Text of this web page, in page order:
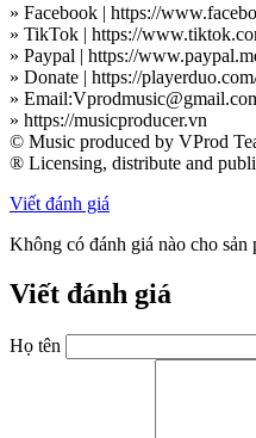
» Facebook | https://
» TikTok | https://
» Paypal | https://
» Donate | https://
»
» https://musicproducer.vn
© Music produced by VProd
® Licensing, distribute and
Viết đánh giá
Không có đánh giá nào cho sản
Viết đánh giá
Họ tên